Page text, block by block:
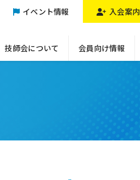
イベント情報 入会案内
技師会について 会員向け情報